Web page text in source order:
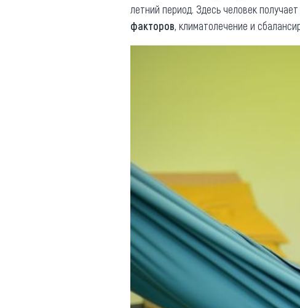
летний период. Здесь человек
факторов, климатолечение и